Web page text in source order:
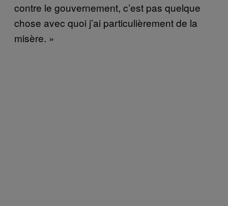
contre le gouvernement, c’est pas quelque
chose avec quoi j’ai particulièrement de la
misère. »